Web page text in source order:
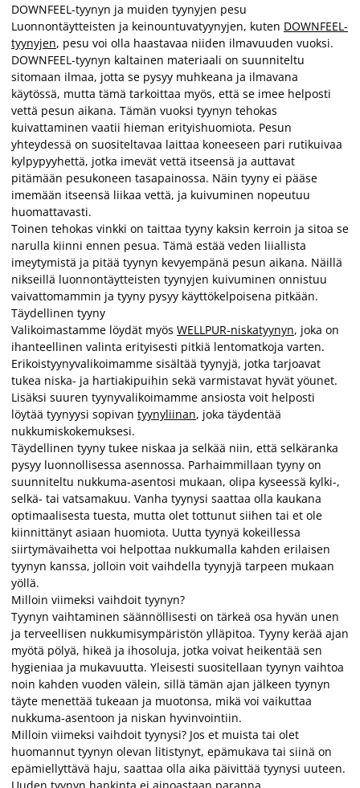
DOWNFEEL-tyynyn ja muiden tyynyjen pesu
Luonnontäytteisten ja keinountuvatyynyjen, kuten DOWNFEEL-
tyynyjen, pesu voi olla haastavaa niiden ilmavuuden vuoksi.
DOWNFEEL-tyynyn kaltainen materiaali on suunniteltu
sitomaan ilmaa, jotta se pysyy muhkeana ja ilmavana
käytössä, mutta tämä tarkoittaa myös, että se imee helposti
vettä pesun aikana. Tämän vuoksi tyynyn tehokas
kuivattaminen vaatii hieman erityishuomiota. Pesun
yhteydessä on suositeltavaa laittaa koneeseen pari rutikuivaa
kylpypyyhettä, jotka imevät vettä itseensä ja auttavat
pitämään pesukoneen tasapainossa. Näin tyyny ei pääse
imemään itseensä liikaa vettä, ja kuivuminen nopeutuu
huomattavasti.
Toinen tehokas vinkki on taittaa tyyny kaksin kerroin ja sitoa se
narulla kiinni ennen pesua. Tämä estää veden liiallista
imeytymistä ja pitää tyynyn kevyempänä pesun aikana. Näillä
nikseillä luonnontäytteisten tyynyjen kuivuminen onnistuu
vaivattomammin ja tyyny pysyy käyttökelpoisena pitkään.
Täydellinen tyyny
Valikoimastamme löydät myös WELLPUR-niskatyynyn, joka on
ihanteellinen valinta erityisesti pitkiä lentomatkoja varten.
Erikoistyynyvalikoimamme sisältää tyynyjä, jotka tarjoavat
tukea niska- ja hartiakipuihin sekä varmistavat hyvät yöunet.
Lisäksi suuren tyynyvalikoimamme ansiosta voit helposti
löytää tyynyysi sopivan tyynyliinan, joka täydentää
nukkumiskokemuksesi.
Täydellinen tyyny tukee niskaa ja selkää niin, että selkäranka
pysyy luonnollisessa asennossa. Parhaimmillaan tyyny on
suunniteltu nukkuma-asentosi mukaan, olipa kyseessä kylki-,
selkä- tai vatsamakuu. Vanha tyynysi saattaa olla kaukana
optimaalisesta tuesta, mutta olet tottunut siihen tai et ole
kiinnittänyt asiaan huomiota. Uutta tyynyä kokeillessa
siirtymävaihetta voi helpottaa nukkumalla kahden erilaisen
tyynyn kanssa, jolloin voit vaihdella tyynyjä tarpeen mukaan
yöllä.
Milloin viimeksi vaihdoit tyynyn?
Tyynyn vaihtaminen säännöllisesti on tärkeä osa hyvän unen
ja terveellisen nukkumisympäristön ylläpitoa. Tyyny kerää ajan
myötä pölyä, hikeä ja ihosoluja, jotka voivat heikentää sen
hygieniaa ja mukavuutta. Yleisesti suositellaan tyynyn vaihtoa
noin kahden vuoden välein, sillä tämän ajan jälkeen tyynyn
täyte menettää tukeaan ja muotonsa, mikä voi vaikuttaa
nukkuma-asentoon ja niskan hyvinvointiin.
Milloin viimeksi vaihdoit tyynysi? Jos et muista tai olet
huomannut tyynyn olevan litistynyt, epämukava tai siinä on
epämiellyttävä haju, saattaa olla aika päivittää tyynysi uuteen.
Uuden tyynyn hankinta ei ainoastaan paranna